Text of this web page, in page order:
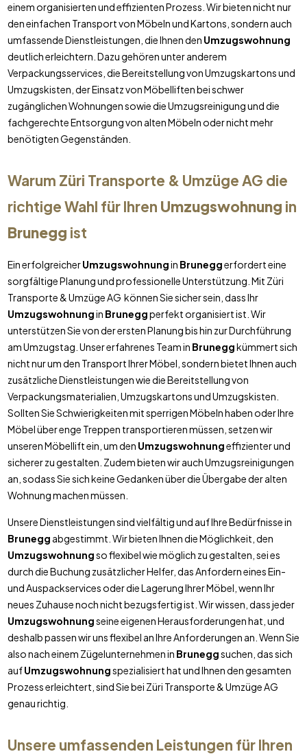
einem organisierten und effizienten Prozess. Wir bieten nicht nur
den einfachen Transport von Möbeln und Kartons, sondern auch
umfassende Dienstleistungen, die Ihnen den Umzugswohnung
deutlich erleichtern. Dazu gehören unter anderem
Verpackungsservices, die Bereitstellung von Umzugskartons und
Umzugskisten, der Einsatz von Möbelliften bei schwer
zugänglichen Wohnungen sowie die Umzugsreinigung und die
fachgerechte Entsorgung von alten Möbeln oder nicht mehr
benötigten Gegenständen.
Warum Züri Transporte & Umzüge AG die
richtige Wahl für Ihren Umzugswohnung in
Brunegg ist
Ein erfolgreicherUmzugswohnungin Bruneggerfordert eine
sorgfältige Planung und professionelle Unterstützung. Mit Züri
Transporte & Umzüge AG können Sie sicher sein, dass Ihr
Umzugswohnungin Bruneggperfekt organisiert ist. Wir
unterstützen Sie von der ersten Planung bis hin zur Durchführung
am Umzugstag. Unser erfahrenes Team in Bruneggkümmert sich
nicht nur um den Transport Ihrer Möbel, sondern bietet Ihnen auch
zusätzliche Dienstleistungen wie die Bereitstellung von
Verpackungsmaterialien, Umzugskartons und Umzugskisten.
Sollten Sie Schwierigkeiten mit sperrigen Möbeln haben oder Ihre
Möbel über enge Treppen transportieren müssen, setzen wir
unseren Möbellift ein, um den Umzugswohnungeffizienter und
sicherer zu gestalten. Zudem bieten wir auch Umzugsreinigungen
an, sodass Sie sich keine Gedanken über die Übergabe der alten
Wohnung machen müssen.
Unsere Dienstleistungen sind vielfältig und auf Ihre Bedürfnisse in
Brunegg abgestimmt. Wir bieten Ihnen die Möglichkeit, den
Umzugswohnungso flexibel wie möglich zu gestalten, sei es
durch die Buchung zusätzlicher Helfer, das Anfordern eines Ein-
und Auspackservices oder die Lagerung Ihrer Möbel, wenn Ihr
neues Zuhause noch nicht bezugsfertig ist. Wir wissen, dass jeder
Umzugswohnungseine eigenen Herausforderungen hat, und
deshalb passen wir uns flexibel an Ihre Anforderungen an. Wenn Sie
also nach einem Zügelunternehmen in Bruneggsuchen, das sich
aufUmzugswohnungspezialisiert hat und Ihnen den gesamten
Prozess erleichtert, sind Sie bei Züri Transporte & Umzüge AG
genau richtig.
Unsere umfassenden Leistungen für Ihren